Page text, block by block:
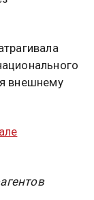
внешнему